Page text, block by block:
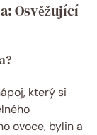
Osvěžující
který si
ovoce, bylin a